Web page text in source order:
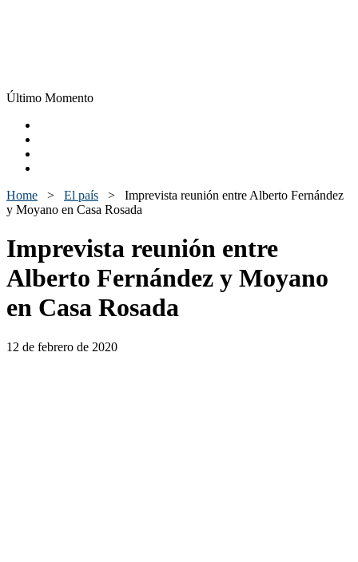
Último Momento
Home > El país > Imprevista reunión entre Alberto Fernández
y Moyano en Casa Rosada
Imprevista reunión entre
Alberto Fernández y Moyano
en Casa Rosada
12 de febrero de 2020